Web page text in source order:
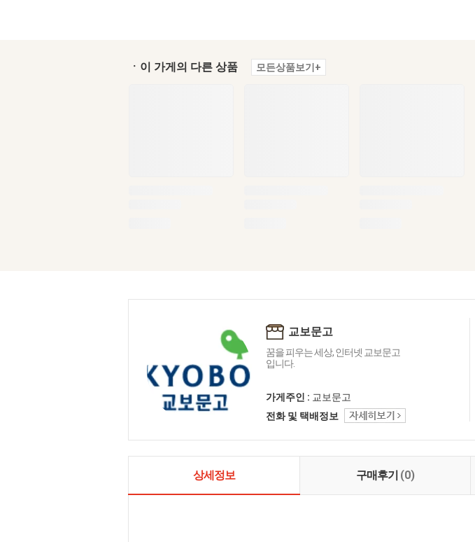
ㆍ이 가게의 다른 상품 모든상품보기+
교보문고
꿈을 피우는 세상, 인터넷 교보문고
입니다.
가게주인 : 교보문고
전화 및 택배정보
상세정보 구매후기 (0)